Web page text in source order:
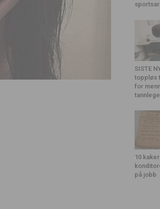
SISTE
toppløs
for
10
på jobb